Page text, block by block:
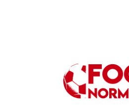
SM CAEN - MERCATO
Avec Mohamed Hafid, Malherbe